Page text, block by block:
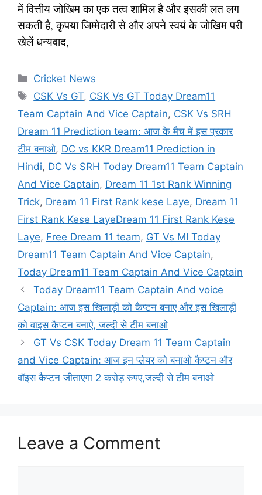
में वित्तीय जोखिम का एक तत्व शामिल है और इसकी लत लग
सकती है, कृपया जिम्मेदारी से और अपने स्वयं के जोखिम परी
खेलें धन्यवाद,
Categories
Cricket News
Tags
CSK Vs GT, CSK Vs GT Today Dream11
Team Captain And Vice Captain, CSK Vs SRH
Dream 11 Prediction team: आज के मैच में इस प्रकार
टीम बनाओ, DC vs KKR Dream11 Prediction in
Hindi, DC Vs SRH Today Dream11 Team Captain
And Vice Captain, Dream 11 1st Rank Winning
Trick, Dream 11 First Rank kese Laye, Dream 11
First Rank Kese LayeDream 11 First Rank Kese
Laye, Free Dream 11 team, GT Vs MI Today
Dream11 Team Captain And Vice Captain,
Today Dream11 Team Captain And Vice Captain
Today Dream11 Team Captain And voice
Captain: आज इस खिलाड़ी को कैप्टन बनाए और इस खिलाड़ी
को वाइस कैप्टन बनाऐ, जल्दी से टीम बनाओ
GT Vs CSK Today Dream 11 Team Captain
and Vice Captain: आज इन प्लेयर को बनाओ कैप्टन और
वॉइस कैप्टन जीताएगा 2 करोड़ रुपए,जल्दी से टीम बनाओ
Leave a Comment